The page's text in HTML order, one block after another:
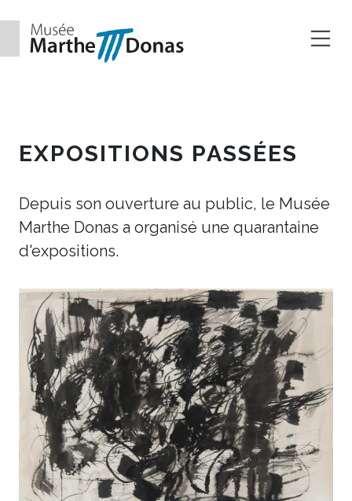
EXPOSITIONS
EXPOSITIONS PASSÉES
Depuis son ouverture au public, le Musée
Marthe Donas a organisé une quarantaine
d'expositions.